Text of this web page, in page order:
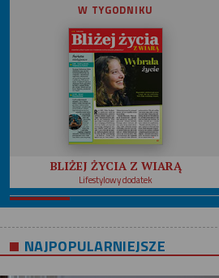
W TYGODNIKU
BLIŻEJ ŻYCIA Z WIARĄ
Lifestylowy dodatek
NAJPOPULARNIEJSZE